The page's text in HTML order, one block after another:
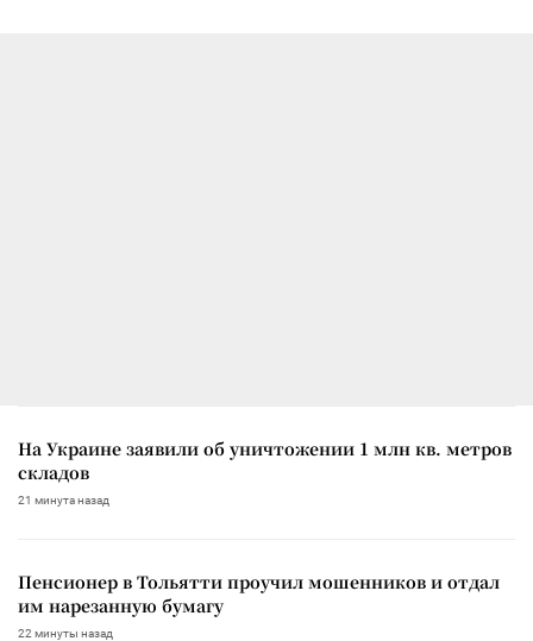
На Украине заявили об уничтожении 1 млн кв. метров
складов
21 минута назад
Пенсионер в Тольятти проучил мошенников и отдал
им нарезанную бумагу
22 минуты назад